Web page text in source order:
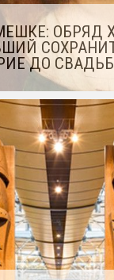
ОБРЯД
ДО